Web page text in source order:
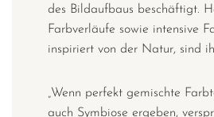
des Bildaufbaus beschäftigt.
Farbverläufe sowie intensive
inspiriert von der Natur, sind
„Wenn perfekt gemischte
auch Symbiose ergeben,